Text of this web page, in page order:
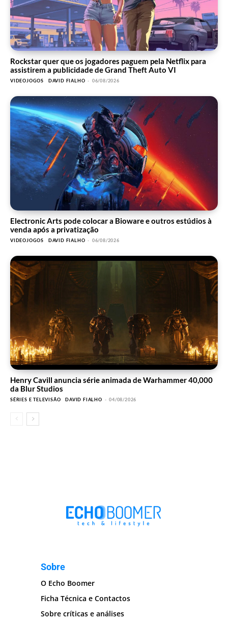
Rockstar quer que os jogadores paguem pela Netflix para
assistirem a publicidade de Grand Theft Auto VI
VIDEOJOGOS DAVID FIALHO - 06/08/2026
Electronic Arts pode colocar a Bioware e outros estúdios à
venda após a privatização
VIDEOJOGOS DAVID FIALHO - 06/08/2026
Henry Cavill anuncia série animada de Warhammer 40,000
da Blur Studios
SÉRIES E TELEVISÃO DAVID FIALHO - 04/08/2026
Sobre
O Echo Boomer
Ficha Técnica e Contactos
Sobre críticas e análises